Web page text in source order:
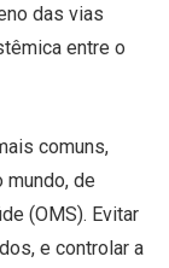
das vias
entre o
comuns,
de
(OMS). Evitar
e controlar a